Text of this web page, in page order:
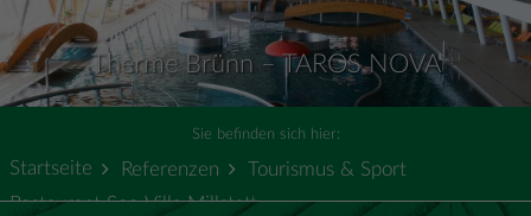
Therme Brünn – TAROS NOVA
Sie befinden sich hier:
Startseite Referenzen
Tourismus & Sport
Restaurant See-Villa Millstatt